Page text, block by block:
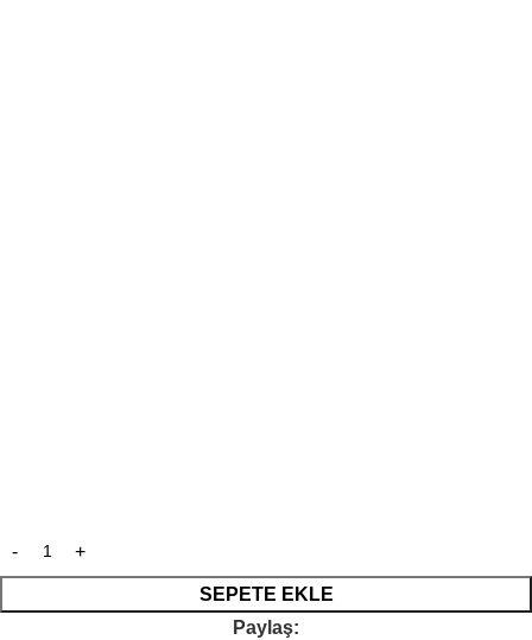
SEPETE EKLE
Paylaş: